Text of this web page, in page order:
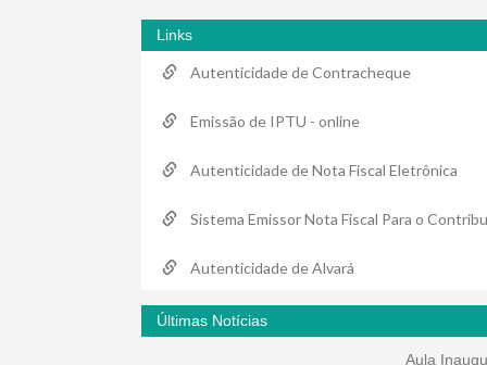
Links
Autenticidade de Contracheque
Emissão de IPTU - online
Autenticidade de Nota Fiscal Eletrônica
Sistema Emissor Nota Fiscal Para o
Autenticidade de Alvará
Últimas Notícias
Aula